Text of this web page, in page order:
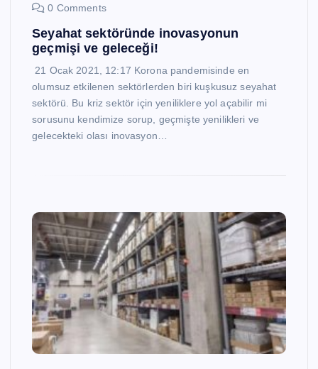
0 Comments
Seyahat sektöründe inovasyonun
geçmişi ve geleceği!
21 Ocak 2021, 12:17 Korona pandemisinde en
olumsuz etkilenen sektörlerden biri kuşkusuz seyahat
sektörü. Bu kriz sektör için yeniliklere yol açabilir mi
sorusunu kendimize sorup, geçmişte yenilikleri ve
gelecekteki olası inovasyon…